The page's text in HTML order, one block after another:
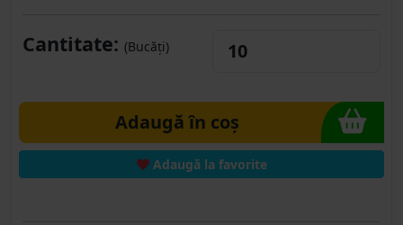
Cantitate: (Bucăți)
Adaugă în coș
Adaugă la favorite